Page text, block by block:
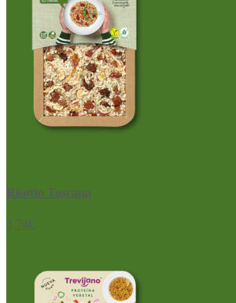
Risotto Toscana
3,74€